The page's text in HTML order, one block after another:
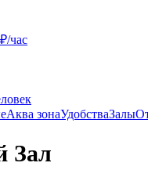
час
Аква зонаУдобстваЗалы
Зал